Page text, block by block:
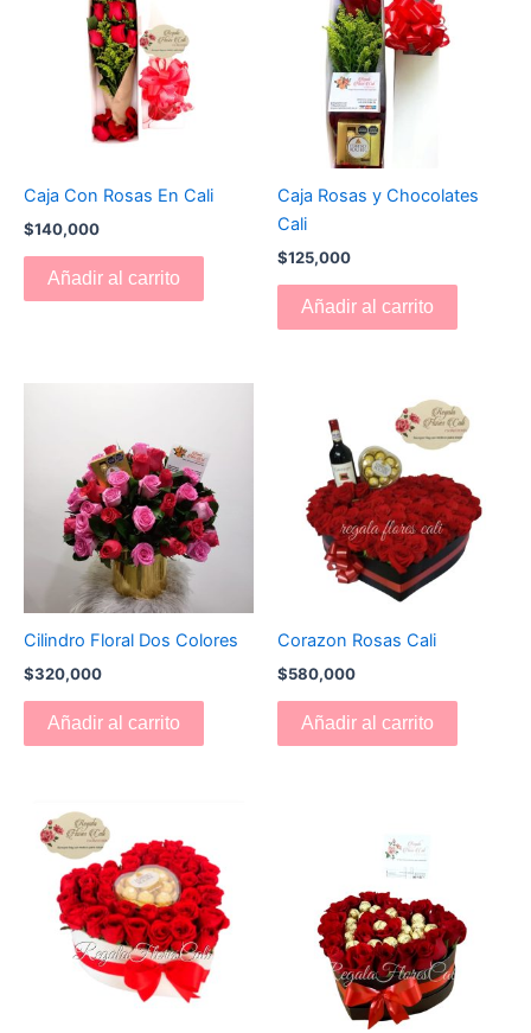
Caja Con Rosas En Cali
$140,000
Añadir al carrito
Caja Rosas y Chocolates
Cali
$125,000
Añadir al carrito
Cilindro Floral Dos Colores
$320,000
Añadir al carrito
Corazon Rosas Cali
$580,000
Añadir al carrito